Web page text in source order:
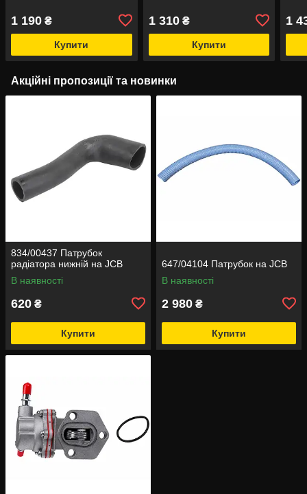
1 190 ₴
Купити
1 310₴
Купити
1
Акційні пропозиції та новинки
834/00437 Патрубок
радіатора нижній на JCB
В наявності
620 ₴
Купити
647/04104 Патрубок на JCB
В наявності
2 980 ₴
Купити